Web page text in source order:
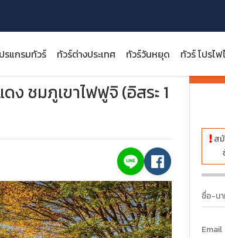
รแกรมทัวร์ ทัวร์ต่างประเทศ ทัวร์วันหยุด ทัวร์ โปรไ
ง ชมภูเขาไฟฟูจิ (อิสระ 1
ส